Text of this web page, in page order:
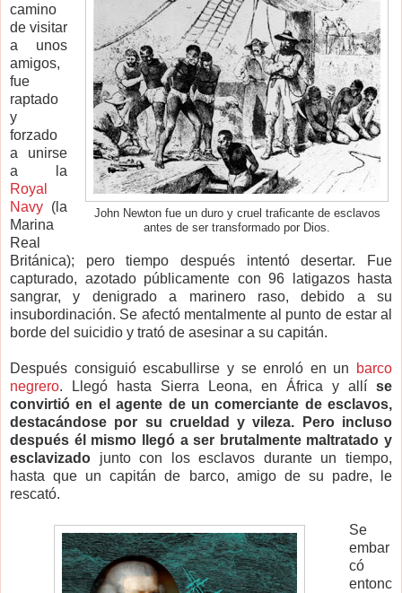
John Newton fue un duro y cruel traficante de esclavos
antes de ser transformado por Dios.
camino
de visitar
a unos
amigos,
fue
raptado
y
forzado
a unirse
a la
Royal
Navy (la
Marina
Real
Británica); pero tiempo después intentó desertar. Fue
capturado, azotado públicamente con 96 latigazos hasta
sangrar, y denigrado a marinero raso, debido a su
insubordinación. Se afectó mentalmente al punto de estar al
borde del suicidio y trató de asesinar a su capitán.
Después consiguió escabullirse y se enroló en un
barco
negrero. Llegó hasta Sierra Leona, en África y allí se
convirtió en el agente de un comerciante de esclavos,
destacándose por su crueldad y vileza. Pero incluso
después él mismo llegó a ser brutalmente maltratado y
esclavizado junto con los esclavos durante un tiempo,
hasta que un capitán de barco, amigo de su padre, le
rescató.
Se
embar
có
entonc